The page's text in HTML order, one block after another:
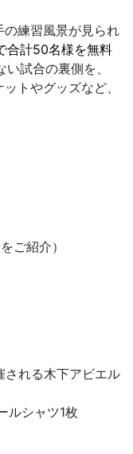
練習風景が見られ
合計50名様を無料
試合の裏側を、
トやグッズなど、
ご紹介）
される木下アビエル
ルシャツ1枚